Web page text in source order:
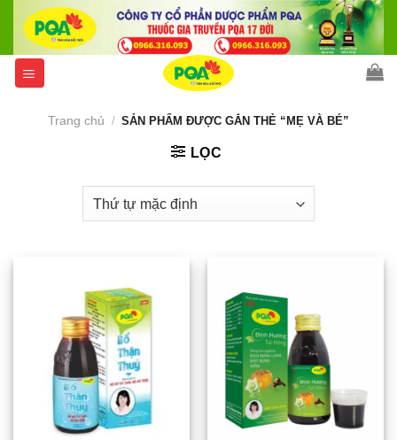
content
Trang chủ / SẢN PHẨM ĐƯỢC GẮN THẺ “MẸ VÀ BÉ”
LỌC